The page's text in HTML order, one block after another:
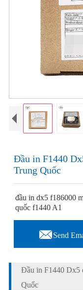
Đầu in F1440
Trung Quốc
đầu in dx5 f186000
quốc f1440 A1
Send
Đầu in F1440 Dx5
Quốc